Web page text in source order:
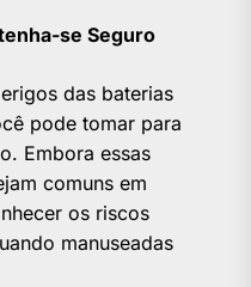
se Seguro
das baterias
pode tomar para
Embora essas
comuns em
os riscos
manuseadas